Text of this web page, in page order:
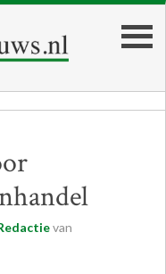
van